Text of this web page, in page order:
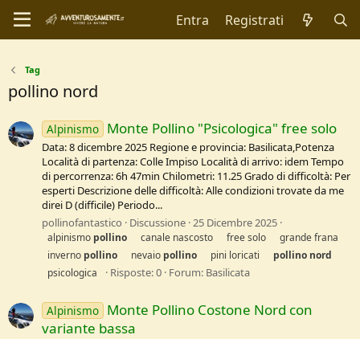
Entra Registrati
Tag
pollino nord
Alpinismo Monte Pollino "Psicologica" free solo
Data: 8 dicembre 2025 Regione e provincia: Basilicata,Potenza
Località di partenza: Colle Impiso Località di arrivo: idem Tempo
di percorrenza: 6h 47min Chilometri: 11.25 Grado di difficoltà: Per
esperti Descrizione delle difficoltà: Alle condizioni trovate da me
direi D (difficile) Periodo...
pollinofantastico
Discussione 25 Dicembre 2025
alpinismo pollino canale nascosto free solo
grande frana
inverno pollino nevaio pollino pini loricati pollino nord
psicologica
Risposte: 0 Forum: Basilicata
Alpinismo Monte Pollino Costone Nord con
variante bassa